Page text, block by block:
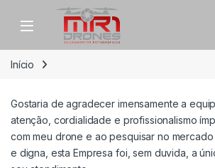
Skip to navigation
Skip to content
Início
Gostaria de agradecer imensamente a
atenção, cordialidade e profissionalismo
com meu drone e ao pesquisar no mercado
e digna, esta Empresa foi, sem duvida, a